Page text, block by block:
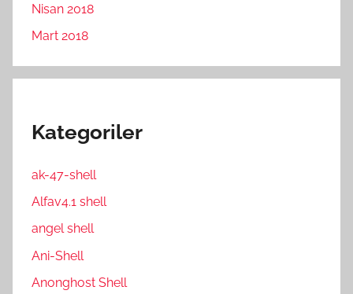
Nisan 2018
Mart 2018
Kategoriler
ak-47-shell
Alfav4.1 shell
angel shell
Ani-Shell
Anonghost Shell